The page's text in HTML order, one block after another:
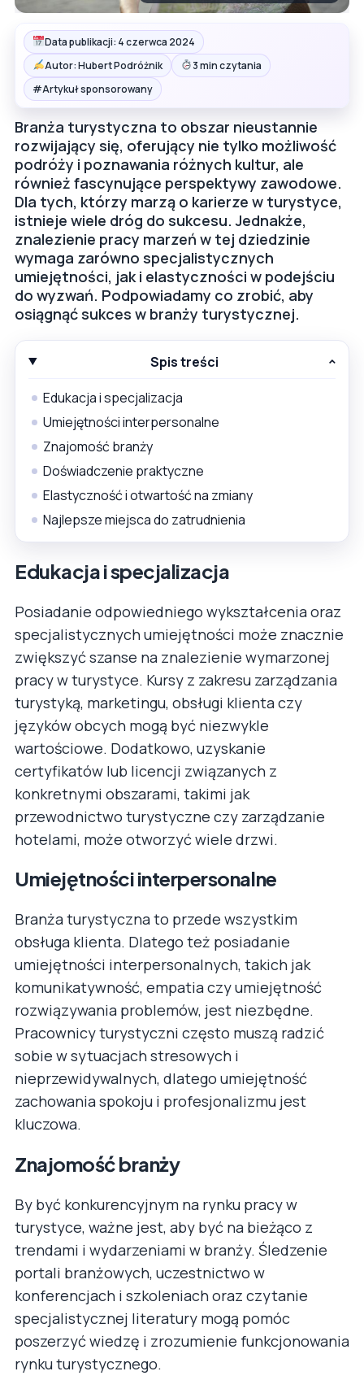
Data publikacji: 4 czerwca 2024
Autor: Hubert Podróżnik
3 min czytania
#Artykuł sponsorowany
Branża turystyczna to obszar nieustannie
rozwijający się, oferujący nie tylko możliwość
podróży i poznawania różnych kultur, ale
również fascynujące perspektywy zawodowe.
Dla tych, którzy marzą o karierze w turystyce,
istnieje wiele dróg do sukcesu. Jednakże,
znalezienie pracy marzeń w tej dziedzinie
wymaga zarówno specjalistycznych
umiejętności, jak i elastyczności w podejściu
do wyzwań. Podpowiadamy co zrobić, aby
osiągnąć sukces w branży turystycznej.
Spis treści
Edukacja i specjalizacja
Umiejętności interpersonalne
Znajomość branży
Doświadczenie praktyczne
Elastyczność i otwartość na zmiany
Najlepsze miejsca do zatrudnienia
Edukacja i specjalizacja
Posiadanie odpowiedniego wykształcenia oraz
specjalistycznych umiejętności może znacznie
zwiększyć szanse na znalezienie wymarzonej
pracy w turystyce. Kursy z zakresu zarządzania
turystyką, marketingu, obsługi klienta czy
języków obcych mogą być niezwykle
wartościowe. Dodatkowo, uzyskanie
certyfikatów lub licencji związanych z
konkretnymi obszarami, takimi jak
przewodnictwo turystyczne czy zarządzanie
hotelami, może otworzyć wiele drzwi.
Umiejętności interpersonalne
Branża turystyczna to przede wszystkim
obsługa klienta. Dlatego też posiadanie
umiejętności interpersonalnych, takich jak
komunikatywność, empatia czy umiejętność
rozwiązywania problemów, jest niezbędne.
Pracownicy turystyczni często muszą radzić
sobie w sytuacjach stresowych i
nieprzewidywalnych, dlatego umiejętność
zachowania spokoju i profesjonalizmu jest
kluczowa.
Znajomość branży
By być konkurencyjnym na rynku pracy w
turystyce, ważne jest, aby być na bieżąco z
trendami i wydarzeniami w branży. Śledzenie
portali branżowych, uczestnictwo w
konferencjach i szkoleniach oraz czytanie
specjalistycznej literatury mogą pomóc
poszerzyć wiedzę i zrozumienie funkcjonowania
rynku turystycznego.